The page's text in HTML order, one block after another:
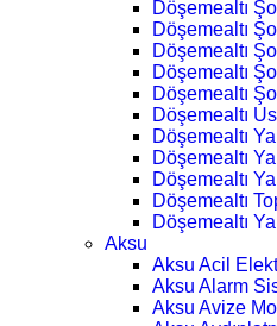
Döşemealtı
Döşemealtı
Döşemealtı
Döşemealtı
Döşemealtı
Döşemealtı
Döşemealtı
Döşemealtı
Döşemealtı
Döşemealtı
Döşemealtı
Aksu
Aksu Acil
Aksu Alarm
Aksu Avize